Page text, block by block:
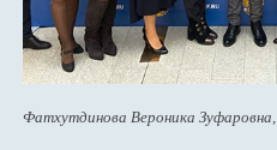
Фатхутдинова Вероника Зуфаровна,